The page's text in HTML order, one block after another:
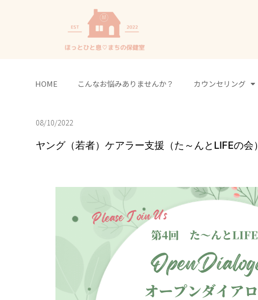
HOME こんなお悩みありませんか？ カウンセリング
08/10/2022
ヤング（若者）ケアラー支援（た～んとLIFEの会）